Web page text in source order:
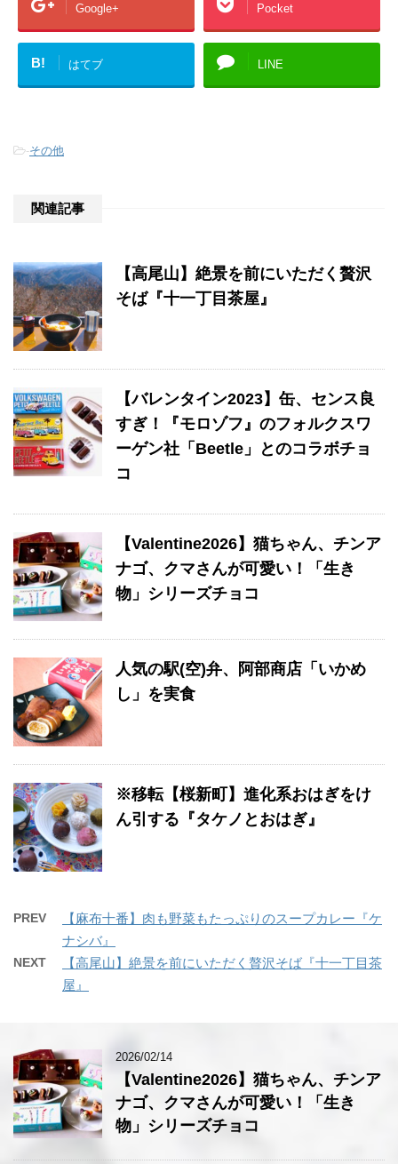
Google+ Pocket
B! はてブ LINE
-その他
関連記事
【高尾山】絶景を前にいただく贅沢
そば『十一丁目茶屋』
【バレンタイン2023】缶、センス良
すぎ！『モロゾフ』のフォルクスワ
ーゲン社「Beetle」とのコラボチョ
コ
【Valentine2026】猫ちゃん、チンア
ナゴ、クマさんが可愛い！「生き
物」シリーズチョコ
人気の駅(空)弁、阿部商店「いかめ
し」を実食
※移転【桜新町】進化系おはぎをけ
ん引する『タケノとおはぎ』
PREV
【麻布十番】肉も野菜もたっぷりのスープカレー『ケ
ナシバ』
NEXT
【高尾山】絶景を前にいただく贅沢そば『十一丁目茶
屋』
2026/02/14
【Valentine2026】猫ちゃん、チンア
ナゴ、クマさんが可愛い！「生き
物」シリーズチョコ